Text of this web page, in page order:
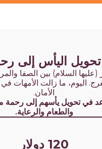
تحويل اليأس إلى
السلام) بين الصفا
اليوم، ما زالت الأمهات
الأمان.
في تحويل يأسهم إلى رحمة
والطعام والرعاية.
120 دولار